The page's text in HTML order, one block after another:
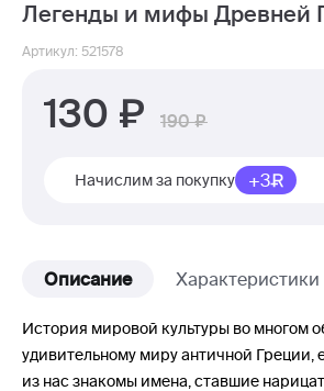
Легенды и мифы Древней
Артикул: 521578
130 190
Начислим за покупку +3
Описание Характеристики
История мировой культуры во многом
удивительному миру античной
из нас знакомы имена, ставшие